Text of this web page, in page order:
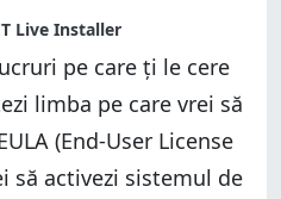
pe care ți le cere
limba pe care vrei să
(End-User License
să activezi sistemul de